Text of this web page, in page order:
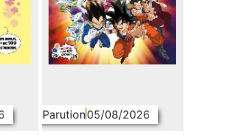
Parution05/08/2026